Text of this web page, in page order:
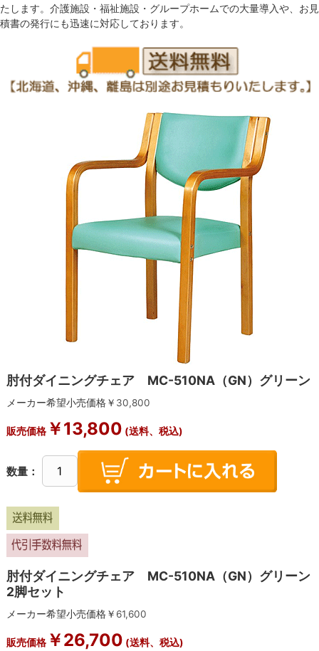
たします。介護施設・福祉施設・グループホームでの大量導入や、お見
積書の発行にも迅速に対応しております。
肘付ダイニングチェア MC-510NA（GN）グリーン
メーカー希望小売価格￥ 30,800
販売価格￥13,800 (送料、税込)
数量：
肘付ダイニングチェア MC-510NA（GN）グリー
2脚セット
メーカー希望小売価格￥ 61,600
販売価格￥26,700 (送料、税込)